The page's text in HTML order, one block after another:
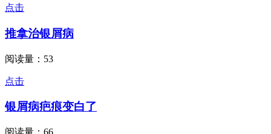
点击
推拿治银屑病
阅读量：53
点击
银屑病疤痕变白了
阅读量：66